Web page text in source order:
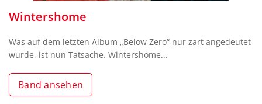
Wintershome
Was auf dem letzten Album „Below Zero“ nur zart angedeutet
wurde, ist nun Tatsache. Wintershome...
Band ansehen